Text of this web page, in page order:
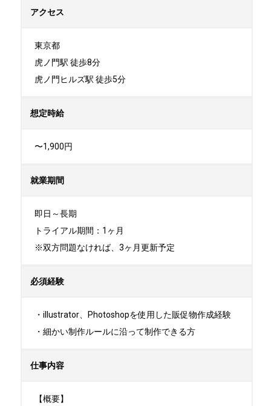
アクセス
東京都
虎ノ門駅 徒歩8分
虎ノ門ヒルズ駅 徒歩5分
想定時給
〜1,900円
就業期間
即日～長期
トライアル期間：1ヶ月
※双方問題なければ、3ヶ月更新予定
必須経験
・illustrator、Photoshopを使用した販促物作成経験
・細かい制作ルールに沿って制作できる方
仕事内容
【概要】